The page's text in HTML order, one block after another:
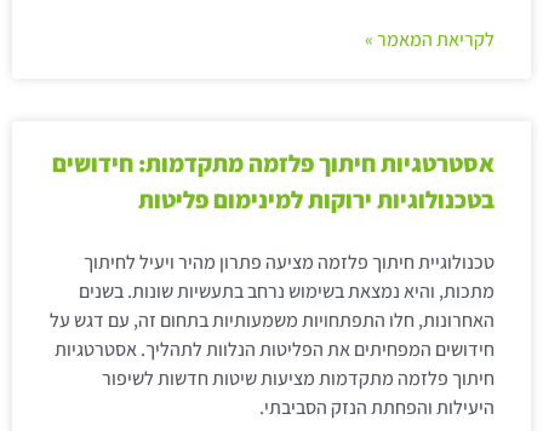
לקריאת המאמר »
אסטרטגיות חיתוך פלזמה מתקדמות: חידושים
בטכנולוגיות ירוקות למינימום פליטות
טכנולוגיית חיתוך פלזמה מציעה פתרון מהיר ויעיל לחיתוך
מתכות, והיא נמצאת בשימוש נרחב בתעשיות שונות. בשנים
האחרונות, חלו התפתחויות משמעותיות בתחום זה, עם דגש על
חידושים המפחיתים את הפליטות הנלוות לתהליך. אסטרטגיות
חיתוך פלזמה מתקדמות מציעות שיטות חדשות לשיפור
היעילות והפחתת הנזק הסביבתי.